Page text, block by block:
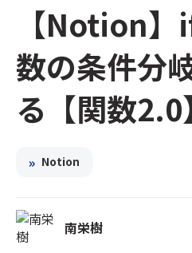
【Notion
数の条件分
る【関数2.0】
» Notion
南栄樹